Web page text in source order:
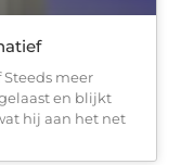
meer
en blijkt
hij aan het net